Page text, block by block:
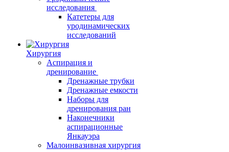
исследования
Катетеры для
уродинамических
исследований
Хирургия
Аспирация и
дренирование
Дренажные трубки
Дренажные емкости
Наборы для
дренирования ран
Наконечники
аспирационные
Янкауэра
Малоинвазивная хирургия